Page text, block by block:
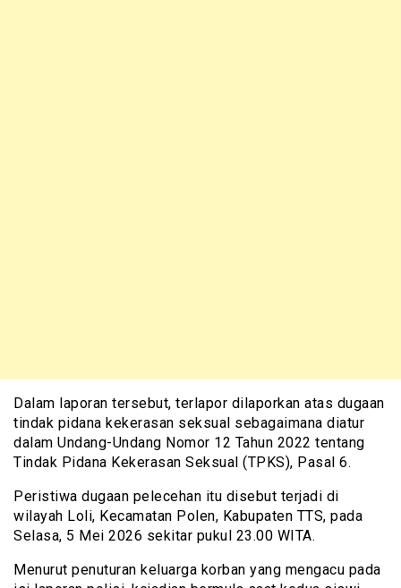
Dalam laporan tersebut, terlapor dilaporkan atas dugaan
tindak pidana kekerasan seksual sebagaimana diatur
dalam Undang-Undang Nomor 12 Tahun 2022 tentang
Tindak Pidana Kekerasan Seksual (TPKS), Pasal 6.
Peristiwa dugaan pelecehan itu disebut terjadi di
wilayah Loli, Kecamatan Polen, Kabupaten TTS, pada
Selasa, 5 Mei 2026 sekitar pukul 23.00 WITA.
Menurut penuturan keluarga korban yang mengacu pada